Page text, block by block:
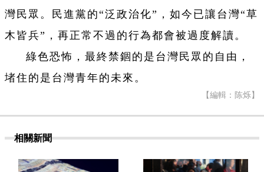
灣民眾。民進黨的“泛政治化”，如今已讓台灣“草
木皆兵”，再正常不過的行為都會被過度解讀。
綠色恐怖，最終禁錮的是台灣民眾的自由，
堵住的是台灣青年的未來。
【編輯：陈烁】
相關新聞